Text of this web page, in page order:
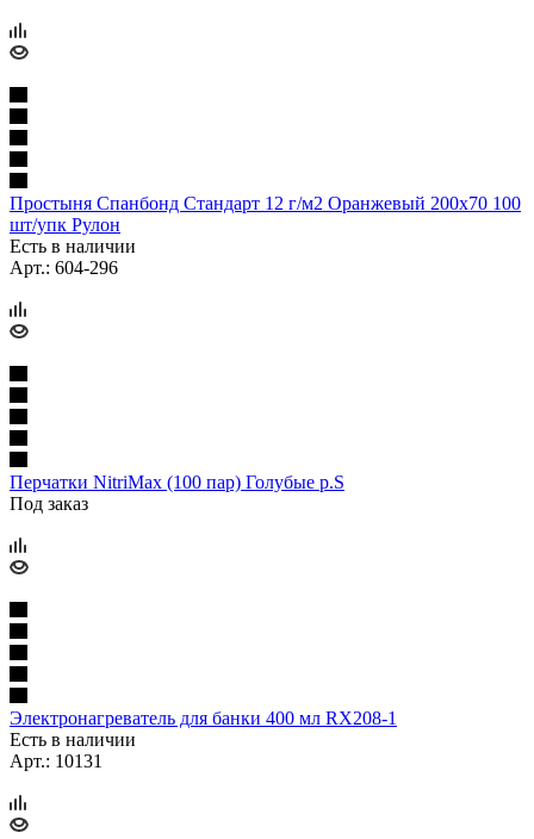
Простыня Спанбонд Стандарт 12 г/м2 Оранжевый 200х70 100
шт/упк Рулон
Есть в наличии
Арт.: 604-296
Перчатки NitriMax (100 пар) Голубые р.S
Под заказ
Электронагреватель для банки 400 мл RX208-1
Есть в наличии
Арт.: 10131